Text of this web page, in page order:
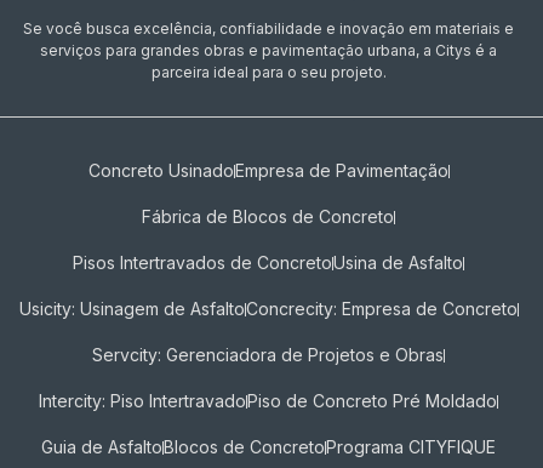
Se você busca excelência, confiabilidade e inovação em materiais e
serviços para grandes obras e pavimentação urbana, a Citys é a
parceira ideal para o seu projeto.
Concreto UsinadoEmpresa de Pavimentação
Fábrica de Blocos de Concreto
Pisos Intertravados de Concreto​Usina de Asfalto
Usicity: Usinagem de AsfaltoConcrecity: Empresa de Concreto
Servcity: Gerenciadora de Projetos e Obras
Intercity: Piso Intertravado Piso de Concreto Pré Moldado
Guia de Asfalto Blocos de Concreto Programa CITYFIQUE